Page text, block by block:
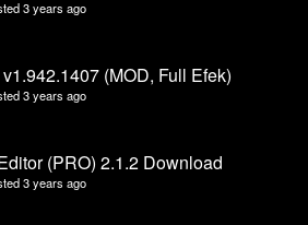
3 years ago
(MOD, Full Efek)
3 years ago
(PRO) 2.1.2 Download
3 years ago